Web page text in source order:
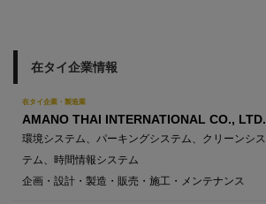
在タイ企業情報
在タイ企業・製造業
AMANO THAI INTERNATIONAL CO., LTD.
環境システム、パーキングシステム、クリーンシス
テム、時間情報システム
企画・設計・製造・販売・施工・メンテナンス